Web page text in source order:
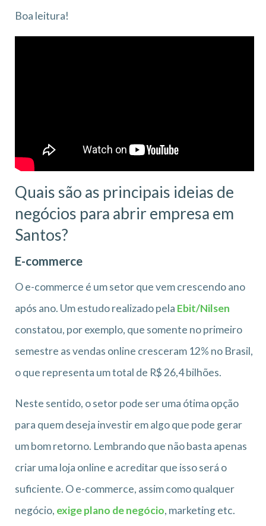
Boa leitura!
Quais são as principais ideias de
negócios para abrir empresa em
Santos?
E-commerce
O e-commerce é um setor que vem crescendo ano
após ano. Um estudo realizado pela Ebit/Nilsen
constatou, por exemplo, que somente no primeiro
semestre as vendas online cresceram 12% no Brasil,
o que representa um total de R$ 26,4 bilhões.
Neste sentido, o setor pode ser uma ótima opção
para quem deseja investir em algo que pode gerar
um bom retorno. Lembrando que não basta apenas
criar uma loja online e acreditar que isso será o
suficiente. O e-commerce, assim como qualquer
negócio, exige plano de negócio, marketing etc.